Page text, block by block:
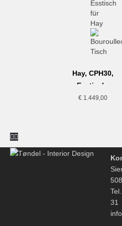
Bedürfnisse des Verbrauchers
Hay, CPH30,
Esstisch,
200cm,
€1.449,00
31